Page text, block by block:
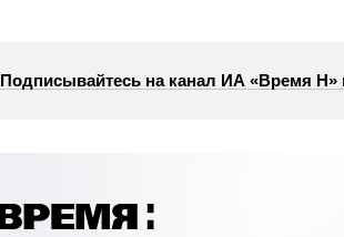
Подписывайтесь на канал ИА «Время Н»